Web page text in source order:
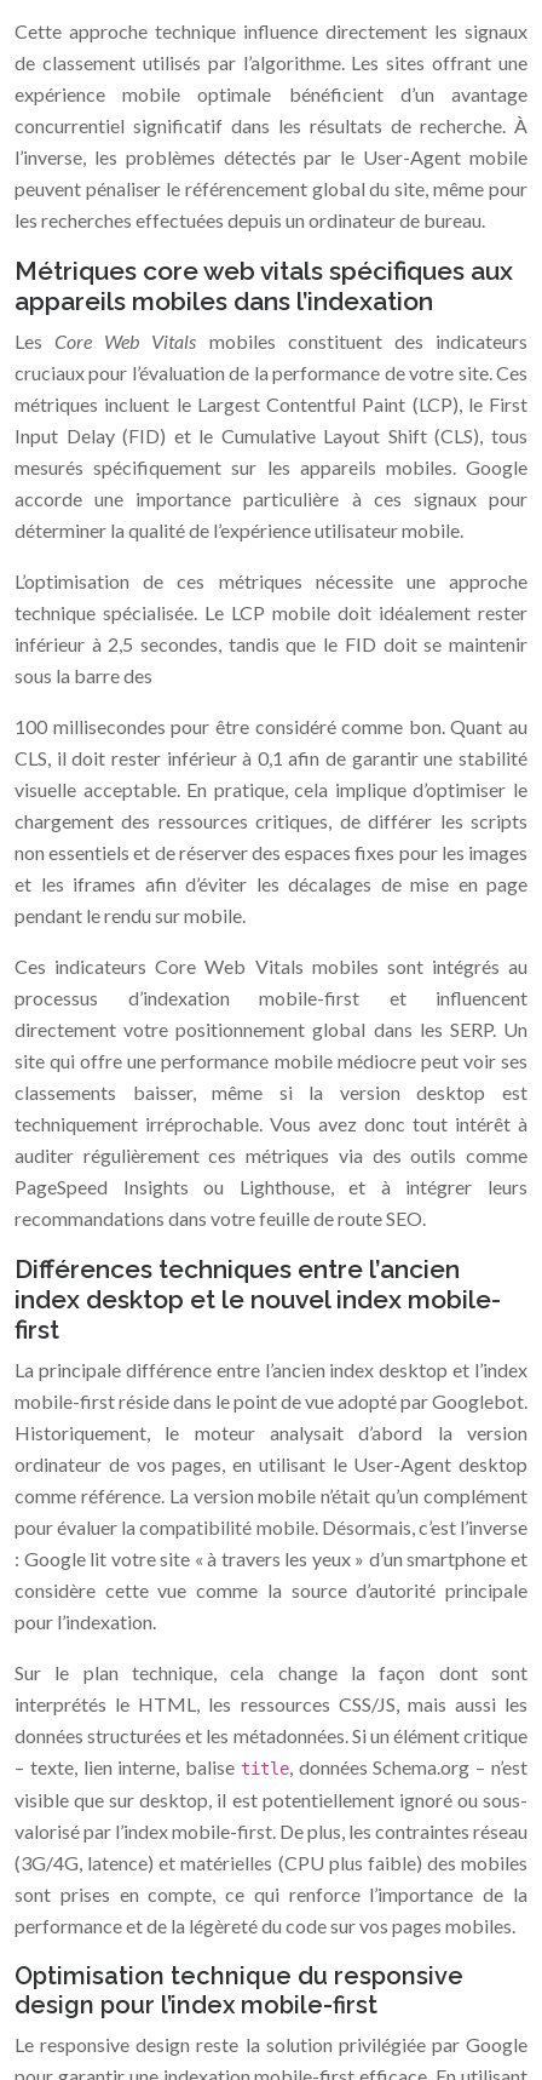
Cette approche technique influence directement les signaux
de classement utilisés par l’algorithme. Les sites offrant une
expérience mobile optimale bénéficient d’un avantage
concurrentiel significatif dans les résultats de recherche. À
l’inverse, les problèmes détectés par le User-Agent mobile
peuvent pénaliser le référencement global du site, même pour
les recherches effectuées depuis un ordinateur de bureau.
Métriques core web vitals spécifiques aux
appareils mobiles dans l’indexation
LesCore Web Vitals mobiles constituent des indicateurs
cruciaux pour l’évaluation de la performance de votre site. Ces
métriques incluent le Largest Contentful Paint (LCP), le First
Input Delay (FID) et le Cumulative Layout Shift (CLS), tous
mesurés spécifiquement sur les appareils mobiles. Google
accorde une importance particulière à ces signaux pour
déterminer la qualité de l’expérience utilisateur mobile.
L’optimisation de ces métriques nécessite une approche
technique spécialisée. Le LCP mobile doit idéalement rester
inférieur à 2,5 secondes, tandis que le FID doit se maintenir
sous la barre des
100 millisecondes pour être considéré comme bon. Quant au
CLS, il doit rester inférieur à 0,1 afin de garantir une stabilité
visuelle acceptable. En pratique, cela implique d’optimiser le
chargement des ressources critiques, de différer les scripts
non essentiels et de réserver des espaces fixes pour les images
et les iframes afin d’éviter les décalages de mise en page
pendant le rendu sur mobile.
Ces indicateurs Core Web Vitals mobiles sont intégrés au
processus d’indexation mobile-first et influencent
directement votre positionnement global dans les SERP. Un
site qui offre une performance mobile médiocre peut voir ses
classements baisser, même si la version desktop est
techniquement irréprochable. Vous avez donc tout intérêt à
auditer régulièrement ces métriques via des outils comme
PageSpeed Insights ou Lighthouse, et à intégrer leurs
recommandations dans votre feuille de route SEO.
Différences techniques entre l’ancien
index desktop et le nouvel index mobile-
first
La principale différence entre l’ancien index desktop et l’index
mobile-first réside dans le point de vue adopté par Googlebot.
Historiquement, le moteur analysait d’abord la version
ordinateur de vos pages, en utilisant le User-Agent desktop
comme référence. La version mobile n’était qu’un complément
pour évaluer la compatibilité mobile. Désormais, c’est l’inverse
: Google lit votre site « à travers les yeux » d’un smartphone et
considère cette vue comme la source d’autorité principale
pour l’indexation.
Sur le plan technique, cela change la façon dont sont
interprétés le HTML, les ressources CSS/JS, mais aussi les
données structurées et les métadonnées. Si un élément critique
– texte, lien interne, balise title, données Schema.org – n’est
visible que sur desktop, il est potentiellement ignoré ou sous-
valorisé par l’index mobile-first. De plus, les contraintes réseau
(3G/4G, latence) et matérielles (CPU plus faible) des mobiles
sont prises en compte, ce qui renforce l’importance de la
performance et de la légèreté du code sur vos pages mobiles.
Optimisation technique du responsive
design pour l’index mobile-first
Le responsive design reste la solution privilégiée par Google